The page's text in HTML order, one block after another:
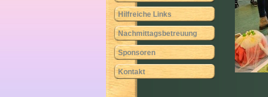
Hilfreiche Links
Nachmittagsbetreuung
Sponsoren
Kontakt